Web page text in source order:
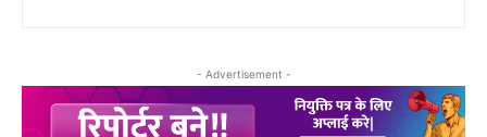
- Advertisement -